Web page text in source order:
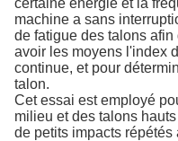
certaine énergie et la
machine a sans
de fatigue des talons afin
avoir les moyens l'index
continue, et pour
talon.
Cet essai est employé
milieu et des talons
de petits impacts répétés